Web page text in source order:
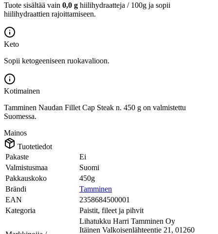
Tuote sisältää vain 0,0 g hiilihydraatteja / 100g ja sopii
hiilihydraattien rajoittamiseen.
Keto
Sopii ketogeeniseen ruokavalioon.
Kotimainen
Tamminen Naudan Fillet Cap Steak n. 450 g on valmistettu
Suomessa.
Mainos
Tuotetiedot
Pakaste
Ei
Valmistusmaa
Suomi
Pakkauskoko
450g
Brändi
Tamminen
EAN
2358684500001
Kategoria
Paistit, fileet ja pihvit
Lihatukku Harri Tamminen Oy
Itäinen Valkoisenlähteentie 21, 01260